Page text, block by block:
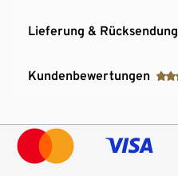
Lieferung & Rücksendung
Kundenbewertungen